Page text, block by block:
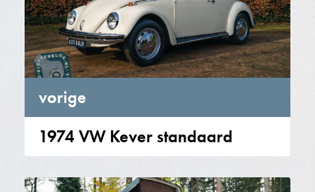
vorige
1974 VW Kever standaard